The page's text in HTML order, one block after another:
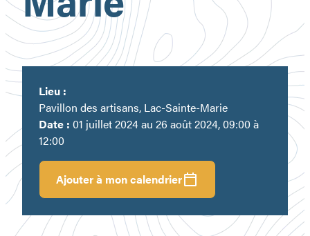
Ajouter à mon calendrier
Date : 01 juillet 2024 au 26 août 2024, 09:00 à
12:00
Lieu :
Pavillon des artisans, Lac-Sainte-Marie